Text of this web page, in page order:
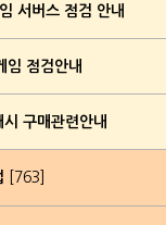
서버스 점검 안내
임 점검안내
구매관련안내
[763]